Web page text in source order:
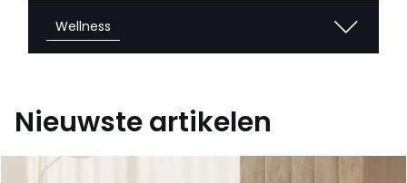
Wellness
Nieuwste artikelen